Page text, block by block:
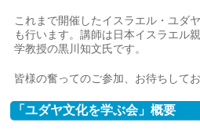
これまで開催したイスラエル・ユダ
も行います。講師は日本イスラエル
学教授の黒川知文氏です。
皆様の奮ってのご参加、お待ちしてお
「ユダヤ文化を学ぶ会」概要